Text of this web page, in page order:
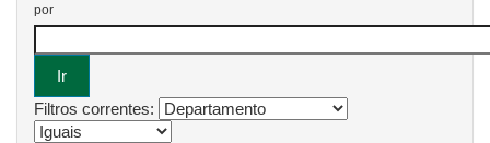
por
Filtros correntes: